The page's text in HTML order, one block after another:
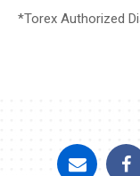
*Torex Authorized